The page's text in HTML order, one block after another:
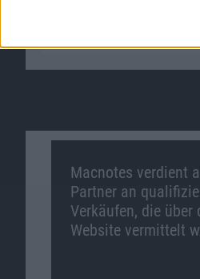
Macnotes verdient
Partner an
Verkäufen, die über
Website vermittelt